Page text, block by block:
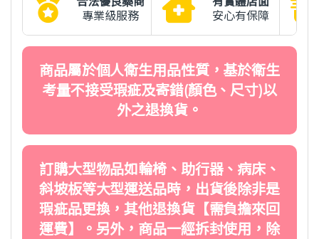
專業級服務
安心有保障
商品屬於個人衛生用品性質，基於衛生
考量不接受瑕疵及寄錯(顏色、尺寸)以
外之退換貨。
訂購大型物品如輪椅、助行器、病床、
斜坡板等大型運送品時，出貨後除非是
瑕疵品更換，其他退換貨【需負擔來回
運費】。另外，商品一經拆封使用，除